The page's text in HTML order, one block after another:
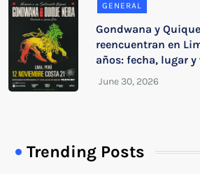
GENERAL
Gondwana y
reencuentran en
años: fecha, lugar
Trending Posts